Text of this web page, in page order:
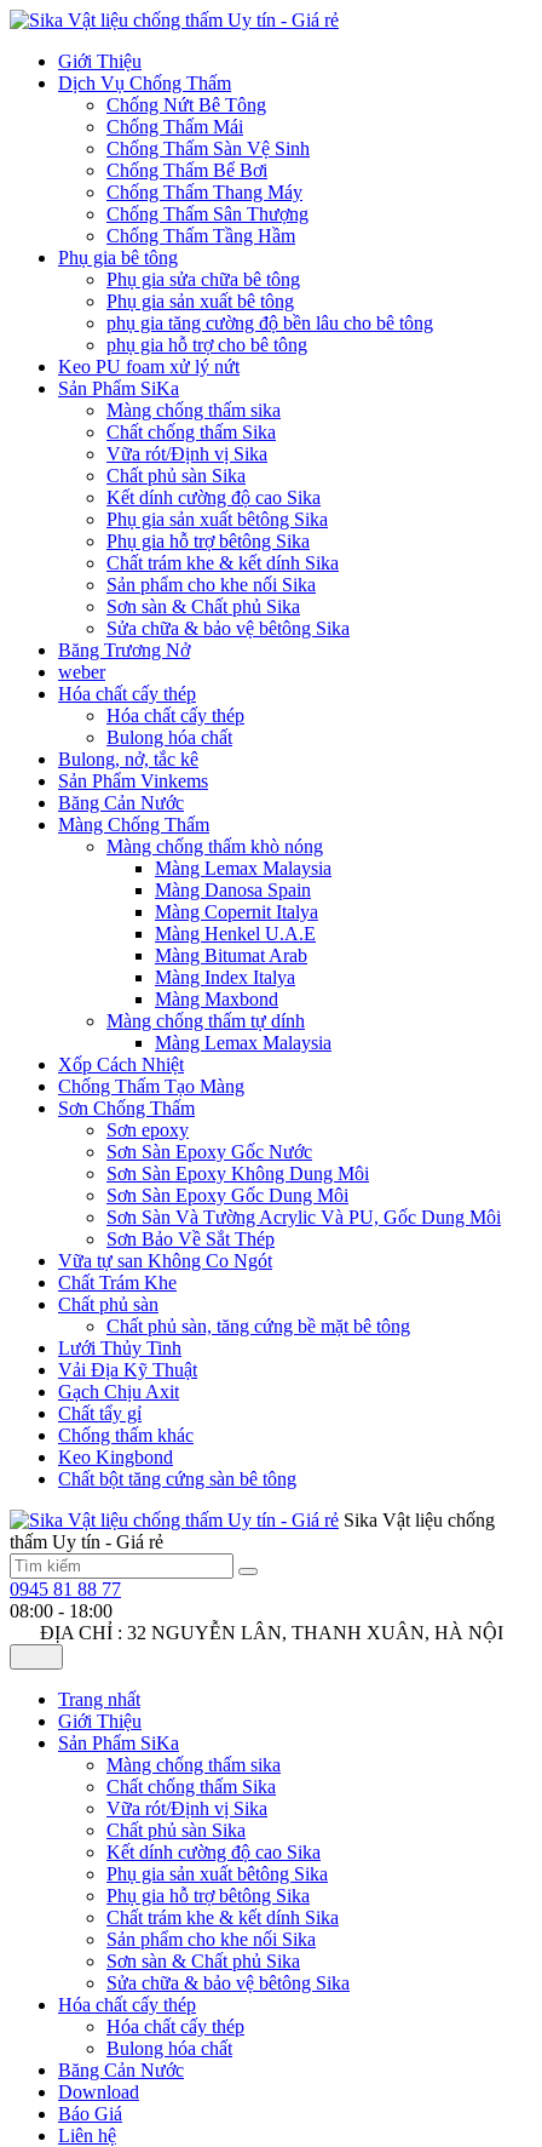
Giới Thiệu
Dịch Vụ Chống Thấm
Chống Nứt Bê Tông
Chống Thấm Mái
Chống Thấm Sàn Vệ Sinh
Chống Thấm Bể Bơi
Chống Thấm Thang Máy
Chống Thấm Sân Thượng
Chống Thấm Tầng Hầm
Phụ gia bê tông
Phụ gia sửa chữa bê tông
Phụ gia sản xuất bê tông
phụ gia tăng cường độ bền lâu cho bê tông
phụ gia hỗ trợ cho bê tông
Keo PU foam xử lý nứt
Sản Phẩm SiKa
Màng chống thấm sika
Chất chống thấm Sika
Vữa rót/Định vị Sika
Chất phủ sàn Sika
Kết dính cường độ cao Sika
Phụ gia sản xuất bêtông Sika
Phụ gia hỗ trợ bêtông Sika
Chất trám khe & kết dính Sika
Sản phẩm cho khe nối Sika
Sơn sàn & Chất phủ Sika
Sửa chữa & bảo vệ bêtông Sika
Băng Trương Nở
weber
Hóa chất cấy thép
Hóa chất cấy thép
Bulong hóa chất
Bulong, nở, tắc kê
Sản Phẩm Vinkems
Băng Cản Nước
Màng Chống Thấm
Màng chống thấm khò nóng
Màng Lemax Malaysia
Màng Danosa Spain
Màng Copernit Italya
Màng Henkel U.A.E
Màng Bitumat Arab
Màng Index Italya
Màng Maxbond
Màng chống thấm tự dính
Màng Lemax Malaysia
Xốp Cách Nhiệt
Chống Thấm Tạo Màng
Sơn Chống Thấm
Sơn epoxy
Sơn Sàn Epoxy Gốc Nước
Sơn Sàn Epoxy Không Dung Môi
Sơn Sàn Epoxy Gốc Dung Môi
Sơn Sàn Và Tường Acrylic Và PU, Gốc Dung Môi
Sơn Bảo Về Sắt Thép
Vữa tự san Không Co Ngót
Chất Trám Khe
Chất phủ sàn
Chất phủ sàn, tăng cứng bề mặt bê tông
Lưới Thủy Tinh
Vải Địa Kỹ Thuật
Gạch Chịu Axit
Chất tẩy gỉ
Chống thấm khác
Keo Kingbond
Chất bột tăng cứng sàn bê tông
Sika Vật liệu chống
thấm Uy tín - Giá rẻ
0945 81 88 77
08:00 - 18:00
ĐỊA CHỈ : 32 NGUYỄN LÂN, THANH XUÂN, HÀ NỘI
Trang nhất
Giới Thiệu
Sản Phẩm SiKa
Màng chống thấm sika
Chất chống thấm Sika
Vữa rót/Định vị Sika
Chất phủ sàn Sika
Kết dính cường độ cao Sika
Phụ gia sản xuất bêtông Sika
Phụ gia hỗ trợ bêtông Sika
Chất trám khe & kết dính Sika
Sản phẩm cho khe nối Sika
Sơn sàn & Chất phủ Sika
Sửa chữa & bảo vệ bêtông Sika
Hóa chất cấy thép
Hóa chất cấy thép
Bulong hóa chất
Băng Cản Nước
Download
Báo Giá
Liên hệ